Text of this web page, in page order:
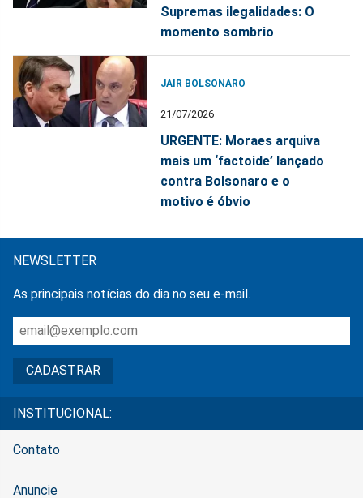
Supremas ilegalidades: O
momento sombrio
JAIR BOLSONARO
21/07/2026
URGENTE: Moraes arquiva
mais um ‘factoide’ lançado
contra Bolsonaro e o
motivo é óbvio
NEWSLETTER
As principais notícias do dia no seu e-mail.
INSTITUCIONAL:
Contato
Anuncie